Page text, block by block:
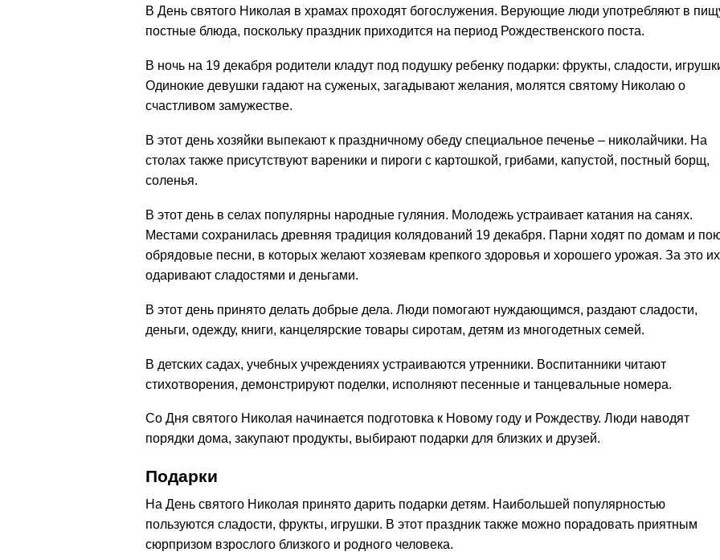
В День святого Николая в храмах проходят богослужения. Верующие люди употребляют в
постные блюда, поскольку праздник приходится на период Рождественского поста.
В ночь на 19 декабря родители кладут под подушку ребенку подарки: фрукты, сладости,
Одинокие девушки гадают на суженых, загадывают желания, молятся святому Николаю о
счастливом замужестве.
В этот день хозяйки выпекают к праздничному обеду специальное печенье – николайчики. На
столах также присутствуют вареники и пироги с картошкой, грибами, капустой, постный борщ,
соленья.
В этот день в селах популярны народные гуляния. Молодежь устраивает катания на санях.
Местами сохранилась древняя традиция колядований 19 декабря. Парни ходят по домам и
обрядовые песни, в которых желают хозяевам крепкого здоровья и хорошего урожая. За это их
одаривают сладостями и деньгами.
В этот день принято делать добрые дела. Люди помогают нуждающимся, раздают сладости,
деньги, одежду, книги, канцелярские товары сиротам, детям из многодетных семей.
В детских садах, учебных учреждениях устраиваются утренники. Воспитанники читают
стихотворения, демонстрируют поделки, исполняют песенные и танцевальные номера.
Со Дня святого Николая начинается подготовка к Новому году и Рождеству. Люди наводят
порядки дома, закупают продукты, выбирают подарки для близких и друзей.
Подарки
На День святого Николая принято дарить подарки детям. Наибольшей популярностью
пользуются сладости, фрукты, игрушки. В этот праздник также можно порадовать приятным
сюрпризом взрослого близкого и родного человека.